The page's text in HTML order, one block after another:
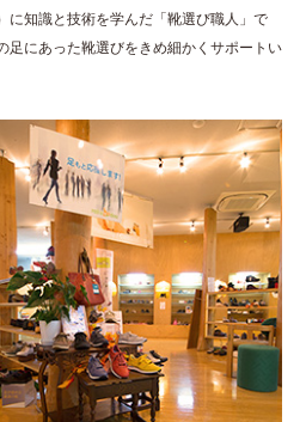
に知識と技術を学んだ「靴選び職人」で
足にあった靴選びをきめ細かくサポートい